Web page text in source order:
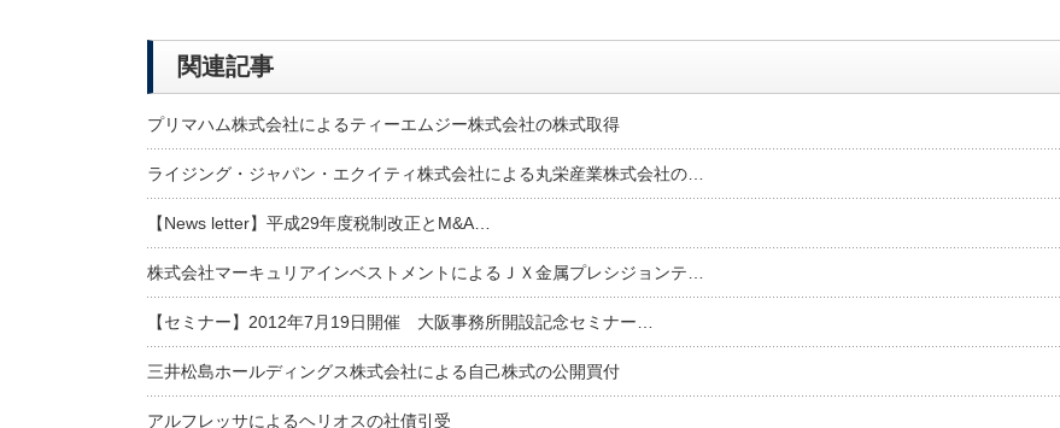
関連記事
プリマハム株式会社によるティーエムジー株式会社の株式取得
ライジング・ジャパン・エクイティ株式会社による丸栄産業株式会社の…
【News letter】平成29年度税制改正とM&A…
株式会社マーキュリアインベストメントによるＪＸ金属プレシジョンテ…
【セミナー】2012年7月19日開催 大阪事務所開設記念セミナー…
三井松島ホールディングス株式会社による自己株式の公開買付
アルフレッサによるヘリオスの社債引受